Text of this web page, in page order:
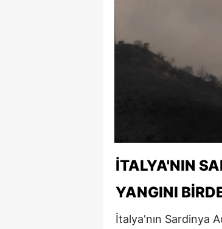
İTALYA'NIN
YANGINI
İtalya'nın Sardinya